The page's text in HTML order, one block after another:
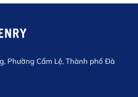
Phường Cẩm Lệ, Thành phố Đà